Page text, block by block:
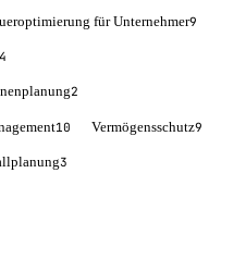
für Unternehmer9
2
10 Vermögensschutz9
3